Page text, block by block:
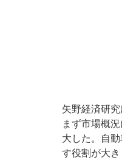
矢野経済研
まず市場概
大した。自
す役割が大